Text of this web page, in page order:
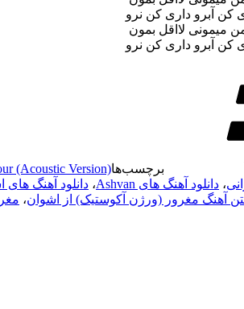
کن آبرو داری کن نرو
میمونی لااقل بمون
کن آبرو داری کن نرو
برچسب‌ها(Acoustic Version)
، دانلود آهنگ های Ashvan ، دانلود آهنگ های
آهنگ مغرور (ورژن آکوستیک) از اشوان،